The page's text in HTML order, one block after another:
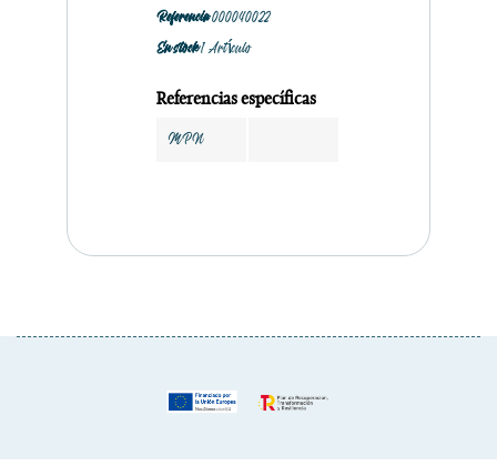
Referencia000040022
En stock1 Artículo
Referencias específicas
MPN